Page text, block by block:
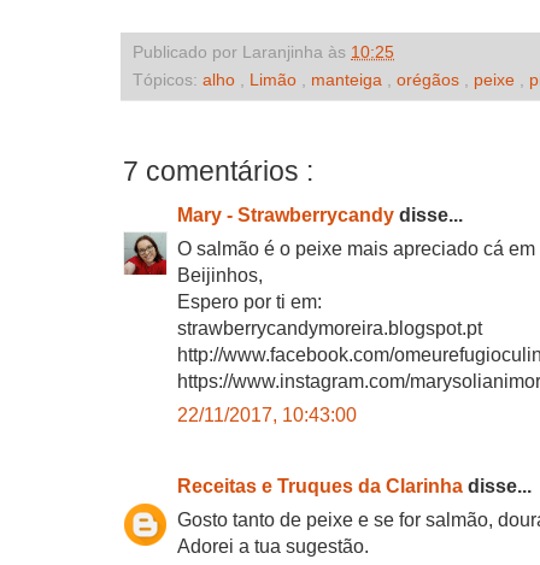
Publicado por Laranjinha às 10:25
Tópicos: alho Limão manteiga orégãos peixe
7 comentários :
Mary - Strawberrycandy disse...
O salmão é o peixe mais apreciado cá em
Beijinhos,
Espero por ti em:
strawberrycandymoreira.blogspot.pt
http://www.facebook.com/
https://www.instagram.com/
22/11/2017, 10:43:00
Receitas e Truques da Clarinha disse...
Gosto tanto de peixe e se for salmão,
Adorei a tua sugestão.